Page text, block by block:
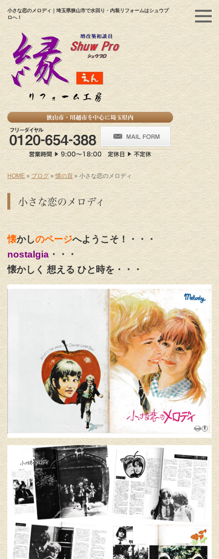
小さな恋のメロディ｜埼玉県狭山市で水回り・内装リフォームはシュウプ
ロへ！
HOME »ブログ » 懐の頁 » 小さな恋のメロディ
小さな恋のメロディ
懐かしのページへようこそ！・・・
nostalgia ・・・
懐かしく 想える ひと時を・・・